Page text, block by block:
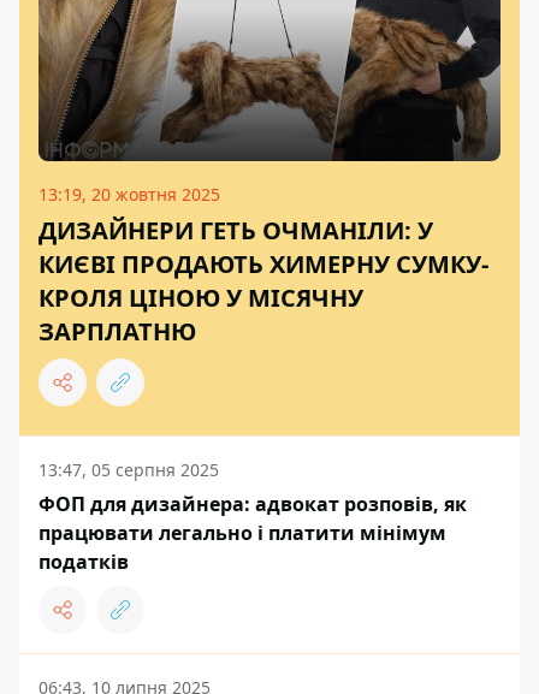
13:19, 20 жовтня 2025
ДИЗАЙНЕРИ ГЕТЬ ОЧМАНІЛИ: У
КИЄВІ ПРОДАЮТЬ ХИМЕРНУ СУМКУ-
КРОЛЯ ЦІНОЮ У МІСЯЧНУ
ЗАРПЛАТНЮ
13:47, 05 серпня 2025
ФОП для дизайнера: адвокат розповів, як
працювати легально і платити мінімум
податків
06:43, 10 липня 2025